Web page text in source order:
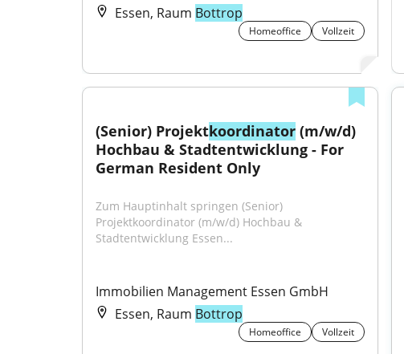
Essen, Raum Bottrop
Homeoffice Vollzeit
(Senior) Projektkoordinator (m/w/d)
Hochbau & Stadtentwicklung - For
German Resident Only
Zum Hauptinhalt springen (Senior)
Projektkoordinator (m/w/d) Hochbau &
Stadtentwicklung Essen...
Immobilien Management Essen GmbH
Essen, Raum Bottrop
Homeoffice Vollzeit